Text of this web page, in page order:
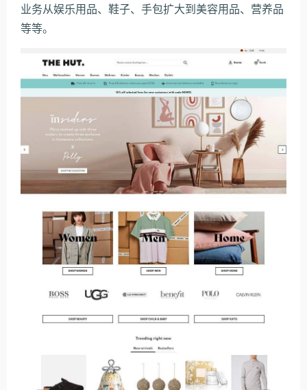
业务从娱乐用品、鞋子、手包扩大到美容用品、营养品
等等。